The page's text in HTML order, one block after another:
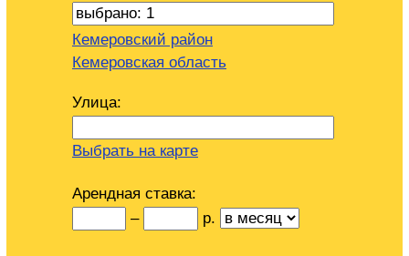
Кемеровский район
Кемеровская область
Улица:
Выбрать на карте
Арендная ставка:
–
р.